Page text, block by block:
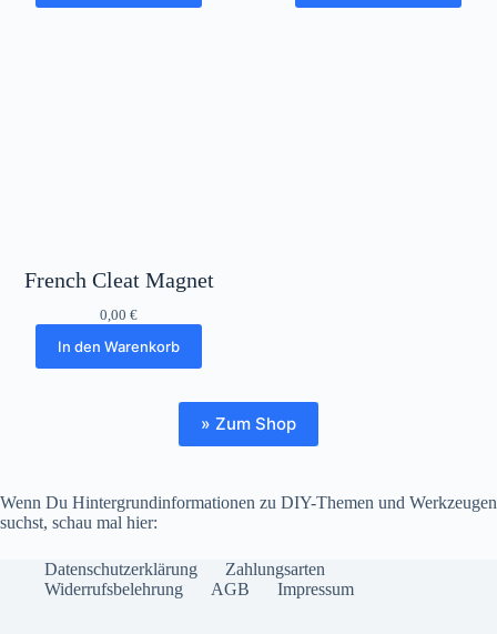
French Cleat Magnet
0,00 €
In den Warenkorb
» Zum Shop
Wenn Du Hintergrundinformationen zu DIY-Themen und Werkzeugen
suchst, schau mal hier:
Datenschutzerklärung
Zahlungsarten
Widerrufsbelehrung
AGB Impressum